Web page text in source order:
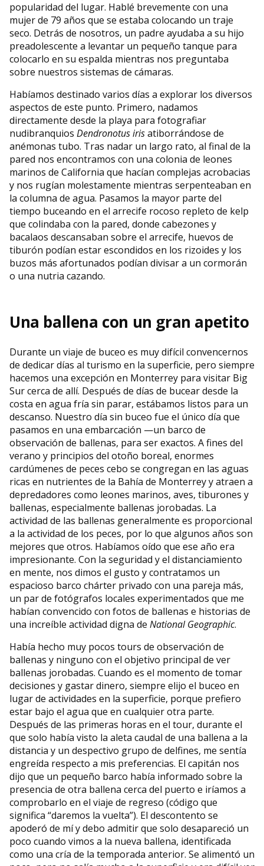
popularidad del lugar. Hablé brevemente con una
mujer de 79 años que se estaba colocando un traje
seco. Detrás de nosotros, un padre ayudaba a su hijo
preadolescente a levantar un pequeño tanque para
colocarlo en su espalda mientras nos preguntaba
sobre nuestros sistemas de cámaras.
Habíamos destinado varios días a explorar los diversos
aspectos de este punto. Primero, nadamos
directamente desde la playa para fotografiar
nudibranquios Dendronotusirisatiborrándose de
anémonas tubo. Tras nadar un largo rato, al final de la
pared nos encontramos con una colonia de leones
marinos de California que hacían complejas acrobacias
y nos rugían molestamente mientras serpenteaban en
la columna de agua. Pasamos la mayor parte del
tiempo buceando en el arrecife rocoso repleto de kelp
que colindaba con la pared, donde cabezones y
bacalaos descansaban sobre el arrecife, huevos de
tiburón podían estar escondidos en los rizoides y los
buzos más afortunados podían divisar a un cormorán
o una nutria cazando.
Una ballena con un gran apetito
Durante un viaje de buceo es muy difícil convencernos
de dedicar días al turismo en la superficie, pero siempre
hacemos una excepción en Monterrey para visitar Big
Sur cerca de allí. Después de días de bucear desde la
costa en agua fría sin parar, estábamos listos para un
descanso. Nuestro día sin buceo fue el único día que
pasamos en una embarcación —un barco de
observación de ballenas, para ser exactos. A fines del
verano y principios del otoño boreal, enormes
cardúmenes de peces cebo se congregan en las aguas
ricas en nutrientes de la Bahía de Monterrey y atraen a
depredadores como leones marinos, aves, tiburones y
ballenas, especialmente ballenas jorobadas. La
actividad de las ballenas generalmente es proporcional
a la actividad de los peces, por lo que algunos años son
mejores que otros. Habíamos oído que ese año era
impresionante. Con la seguridad y el distanciamiento
en mente, nos dimos el gusto y contratamos un
espacioso barco chárter privado con una pareja más,
un par de fotógrafos locales experimentados que me
habían convencido con fotos de ballenas e historias de
una increíble actividad digna de National Geographic.
Había hecho muy pocos tours de observación de
ballenas y ninguno con el objetivo principal de ver
ballenas jorobadas. Cuando es el momento de tomar
decisiones y gastar dinero, siempre elijo el buceo en
lugar de actividades en la superficie, porque prefiero
estar bajo el agua que en cualquier otra parte.
Después de las primeras horas en el tour, durante el
que solo había visto la aleta caudal de una ballena a la
distancia y un despectivo grupo de delfines, me sentía
engreída respecto a mis preferencias. El capitán nos
dijo que un pequeño barco había informado sobre la
presencia de otra ballena cerca del puerto e iríamos a
comprobarlo en el viaje de regreso (código que
significa “daremos la vuelta”). El descontento se
apoderó de mí y debo admitir que solo desapareció un
poco cuando vimos a la nueva ballena, identificada
como una cría de la temporada anterior. Se alimentó un